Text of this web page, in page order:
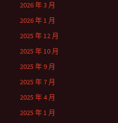
2026 年 3 月
2026 年 1 月
2025 年 12 月
2025 年 10 月
2025 年 9 月
2025 年 7 月
2025 年 4 月
2025 年 1 月